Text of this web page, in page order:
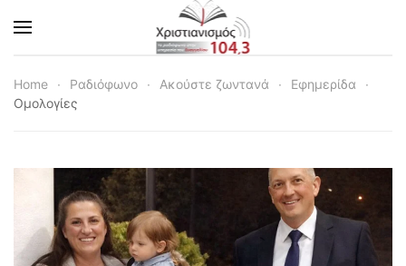
Skip to main content
Home Ραδιόφωνο Ακούστε ζωντανά
Εφημερίδα
Ομολογίες